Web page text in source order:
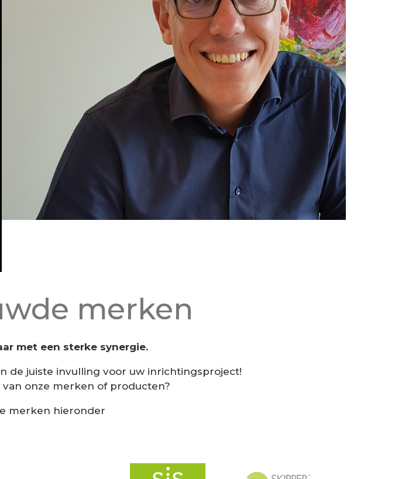
merken
met een sterke synergie.
de juiste invulling voor uw inrichtingsproject!
onze merken of producten?
merken hieronder